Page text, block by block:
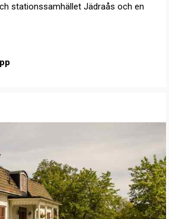
stationssamhället Jädraås och en